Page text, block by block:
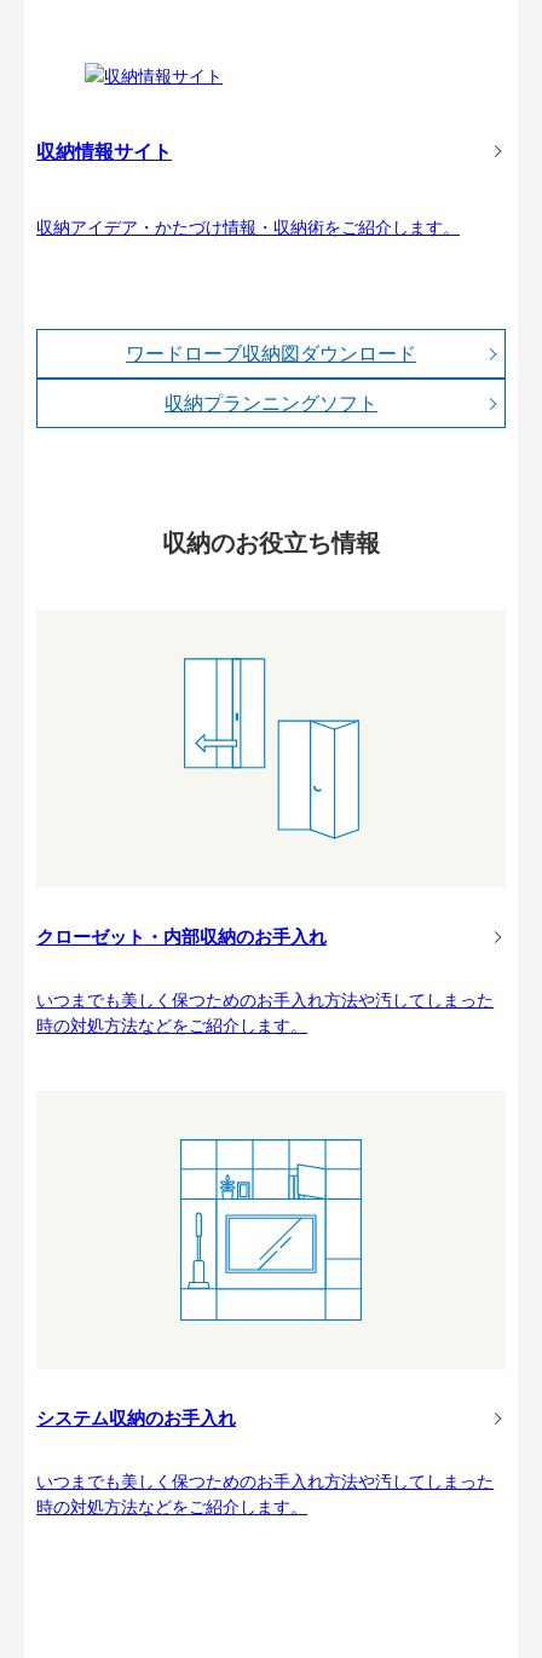
収納情報サイト
収納アイデア・かたづけ情報・収納術をご紹介します。
ワードローブ収納図ダウンロード
収納プランニングソフト
収納のお役立ち情報
クローゼット・内部収納のお手入れ
いつまでも美しく保つためのお手入れ方法や汚してしまった
時の対処方法などをご紹介します。
システム収納のお手入れ
いつまでも美しく保つためのお手入れ方法や汚してしまった
時の対処方法などをご紹介します。